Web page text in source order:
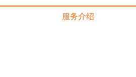
服务介绍